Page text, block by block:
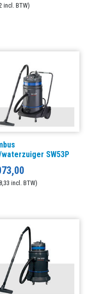
incl. BTW)
SW53P
incl. BTW)